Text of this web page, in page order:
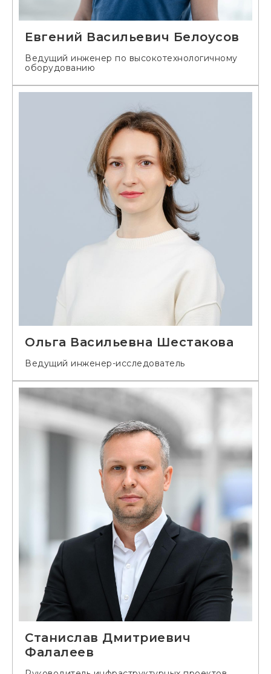
Евгений Васильевич Белоусов
Ведущий инженер по высокотехнологичному
оборудованию
Ольга Васильевна Шестакова
Ведущий инженер-исследователь
Станислав Дмитриевич
Фалалеев